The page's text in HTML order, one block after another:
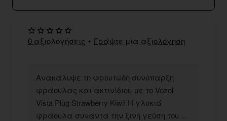
Ανακάλυψε τη φρουτώδη συνύπαρξη
φράουλας και ακτινίδιου με το Vozol
Vista Plug Strawberry Kiwi! Η γλυκιά
φράουλα συναντά την ξινή γεύση του ...
0 αξιολογήσεις • Γράψτε μια αξιολόγηση